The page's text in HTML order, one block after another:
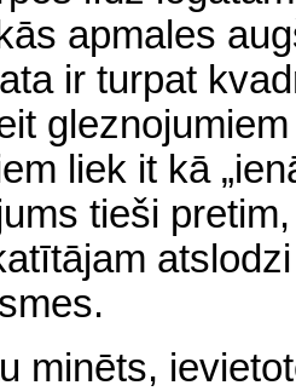
apmales
ir turpat
liek it kā
tieši
minēts,